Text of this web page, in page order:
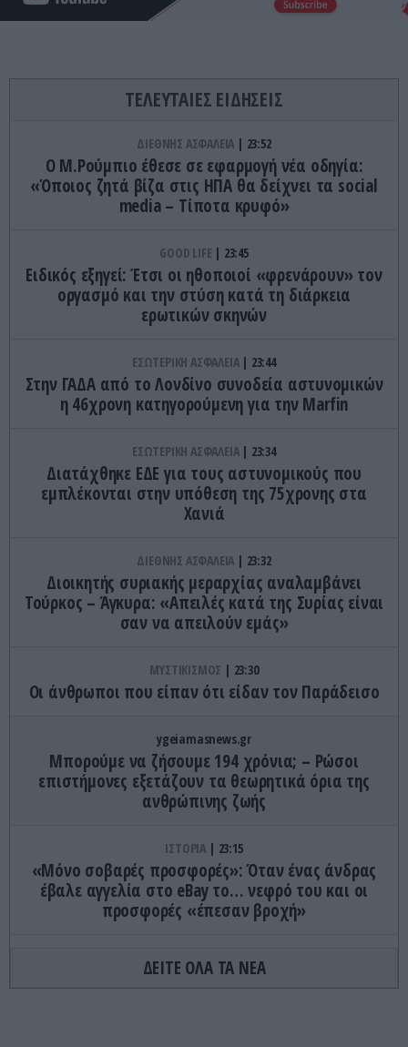
ΤΕΛΕΥΤΑΙΕΣ ΕΙΔΗΣΕΙΣ
ΔΙΕΘΝΗΣ ΑΣΦΑΛΕΙΑ 23:52
Ο Μ.Ρούμπιο έθεσε σε εφαρμογή νέα οδηγία:
«Όποιος ζητά βίζα στις ΗΠΑ θα δείχνει τα social
media – Τίποτα κρυφό»
GOOD LIFE 23:45
Ειδικός εξηγεί: Έτσι οι ηθοποιοί «φρενάρουν» τον
οργασμό και την στύση κατά τη διάρκεια
ερωτικών σκηνών
ΕΣΩΤΕΡΙΚΗ ΑΣΦΑΛΕΙΑ 23:44
Στην ΓΑΔΑ από το Λονδίνο συνοδεία αστυνομικών
η 46χρονη κατηγορούμενη για την Marfin
ΕΣΩΤΕΡΙΚΗ ΑΣΦΑΛΕΙΑ 23:34
Διατάχθηκε ΕΔΕ για τους αστυνομικούς που
εμπλέκονται στην υπόθεση της 75χρονης στα
Χανιά
ΔΙΕΘΝΗΣ ΑΣΦΑΛΕΙΑ 23:32
Διοικητής συριακής μεραρχίας αναλαμβάνει
Τούρκος – Άγκυρα: «Απειλές κατά της Συρίας είναι
σαν να απειλούν εμάς»
ΜΥΣΤΙΚΙΣΜΟΣ 23:30
Οι άνθρωποι που είπαν ότι είδαν τον Παράδεισο
ygeiamasnews.gr
Μπορούμε να ζήσουμε 194 χρόνια; – Ρώσοι
επιστήμονες εξετάζουν τα θεωρητικά όρια της
ανθρώπινης ζωής
ΙΣΤΟΡΙΑ 23:15
«Μόνο σοβαρές προσφορές»: Όταν ένας άνδρας
έβαλε αγγελία στο eBay το… νεφρό του και οι
προσφορές «έπεσαν βροχή»
ΚΟΣΜΟΣ 23:11
Τα 600 στρέμματα κληρονομιάς πίσω από το
ΔΕΙΤΕ ΟΛΑ ΤΑ ΝΕΑ